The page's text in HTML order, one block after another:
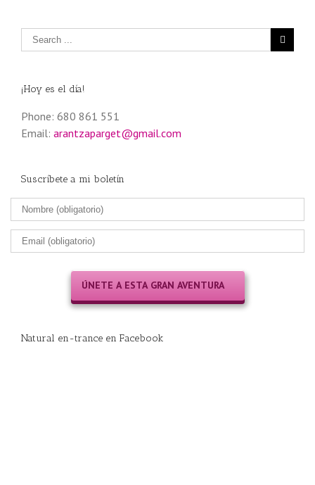
¡Hoy es el día!
Phone: 680 861 551
Email: arantzaparget@gmail.com
Suscríbete a mi boletín
Natural en-trance en Facebook